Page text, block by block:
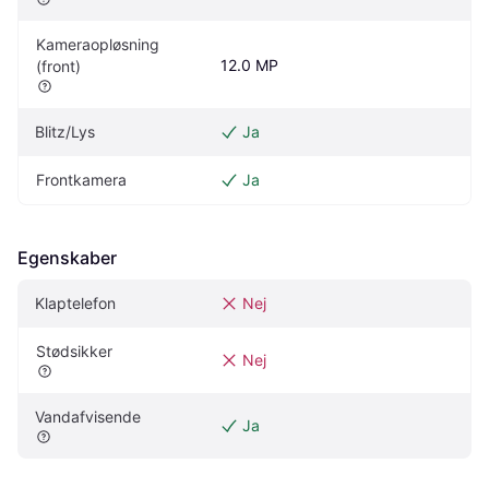
Kameraopløsning
(front)
12.0 MP
Blitz/Lys Ja
Frontkamera Ja
Egenskaber
Klaptelefon Nej
Stødsikker Nej
Vandafvisende Ja